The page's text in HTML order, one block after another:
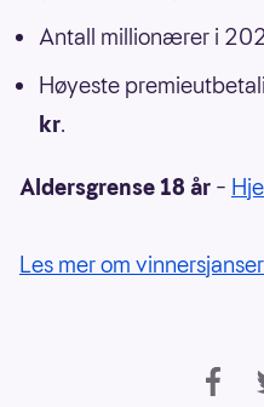
Antall millionærer i
Høyeste
kr.
Aldersgrense 18 år –
Les mer om